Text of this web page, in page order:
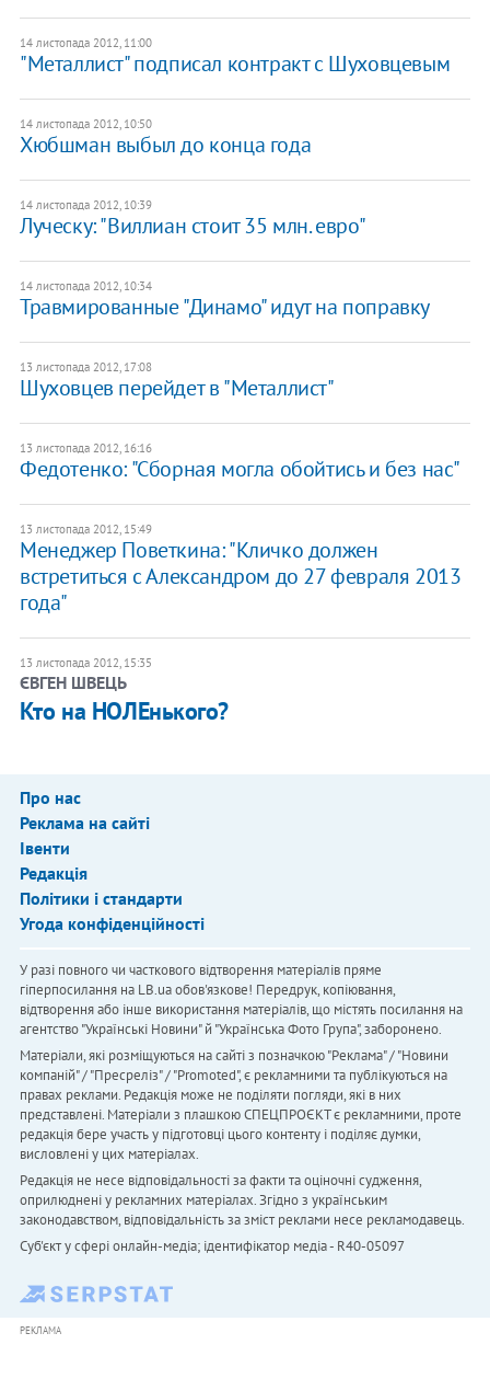
14 листопада 2012, 11:00
"Металлист" подписал контракт с Шуховцевым
14 листопада 2012, 10:50
Хюбшман выбыл до конца года
14 листопада 2012, 10:39
Луческу: "Виллиан стоит 35 млн. евро"
14 листопада 2012, 10:34
Травмированные "Динамо" идут на поправку
13 листопада 2012, 17:08
Шуховцев перейдет в "Металлист"
13 листопада 2012, 16:16
Федотенко: "Сборная могла обойтись и без нас"
13 листопада 2012, 15:49
Менеджер Поветкина: "Кличко должен
встретиться с Александром до 27 февраля 2013
года"
13 листопада 2012, 15:35
ЄВГЕН ШВЕЦЬ
Кто на НОЛЕнького?
Про нас
Реклама на сайті
Івенти
Редакція
Політики і стандарти
Угода конфіденційності
У разі повного чи часткового відтворення матеріалів пряме
гіперпосилання на LB.ua обов'язкове! Передрук, копіювання,
відтворення або інше використання матеріалів, що містять посилання на
агентство "Українськi Новини" й "Українська Фото Група", заборонено.
Матеріали, які розміщуються на сайті з позначкою "Реклама" / "Новини
компаній" / "Пресреліз" / "Promoted", є рекламними та публікуються на
правах реклами. Редакція може не поділяти погляди, які в них
представлені. Матеріали з плашкою СПЕЦПРОЄКТ є рекламними, проте
редакція бере участь у підготовці цього контенту і поділяє думки,
висловлені у цих матеріалах.
Редакція не несе відповідальності за факти та оціночні судження,
оприлюднені у рекламних матеріалах. Згідно з українським
законодавством, відповідальність за зміст реклами несе рекламодавець.
Cуб'єкт у сфері онлайн-медіа; ідентифікатор медіа - R40-05097
РЕКЛАМА